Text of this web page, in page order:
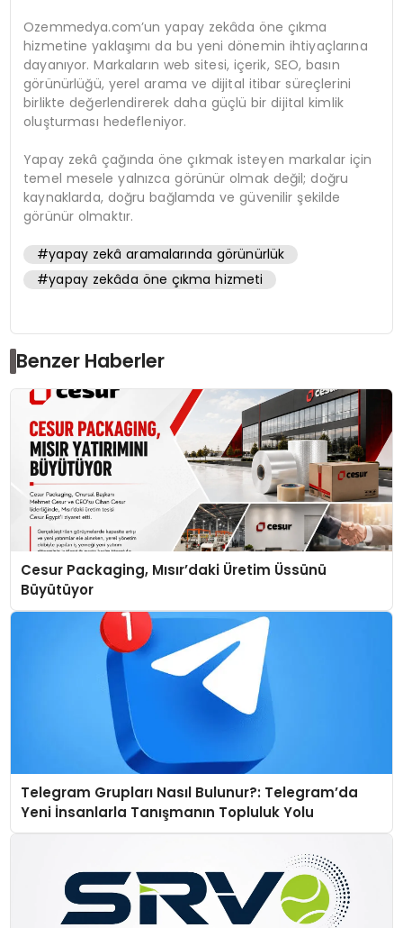
Ozemmedya.com’un yapay zekâda öne çıkma
hizmetine yaklaşımı da bu yeni dönemin ihtiyaçlarına
dayanıyor. Markaların web sitesi, içerik, SEO, basın
görünürlüğü, yerel arama ve dijital itibar süreçlerini
birlikte değerlendirerek daha güçlü bir dijital kimlik
oluşturması hedefleniyor.
Yapay zekâ çağında öne çıkmak isteyen markalar için
temel mesele yalnızca görünür olmak değil; doğru
kaynaklarda, doğru bağlamda ve güvenilir şekilde
görünür olmaktır.
#yapay zekâ aramalarında görünürlük
#yapay zekâda öne çıkma hizmeti
Benzer Haberler
Cesur Packaging, Mısır’daki Üretim Üssünü
Büyütüyor
Telegram Grupları Nasıl Bulunur?: Telegram’da
Yeni İnsanlarla Tanışmanın Topluluk Yolu